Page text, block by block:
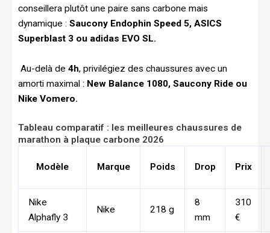
conseillera plutôt une paire sans carbone mais
dynamique : Saucony Endophin Speed 5, ASICS
Superblast 3 ou adidas EVO SL.
Au-delà de 4h, privilégiez des chaussures avec un
amorti maximal : New Balance 1080, Saucony Ride ou
Nike Vomero.
Tableau comparatif : les meilleures chaussures de
marathon à plaque carbone 2026
Modèle Marque Poids Drop Prix
Nike
Alphafly 3
Nike 218 g
8
mm
310
€